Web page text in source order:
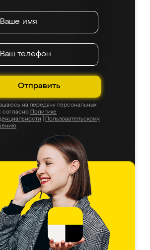
Отправить
на передачу персональных
согласно Политике
Пользовательскому